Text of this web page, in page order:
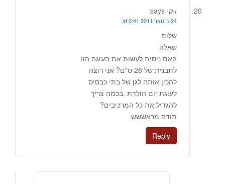
ויקי says:
24 בינואר 2011 at 0:41
שלום
שאלה
האם ניסית לעשות את העוגה הזו
לתבנית של 28 ס"ם? אני רוצה
להכין אותה לגן של בתי כבסיס
לעוגת יום הולדת .בכמה צריך
להגדיל את כל המרכיבים?
תודה מראששש
Reply